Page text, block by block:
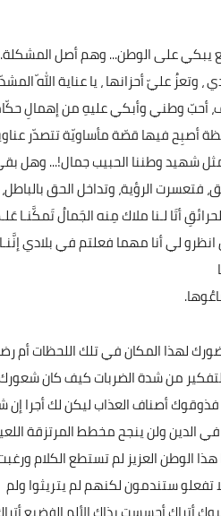
يبكي على الوطن... وهم أصل المشكلة.
وتعزُ عليّ أحزانها ، يا عناية اللّه
أحبّ وطني وأبكي عليهِ من إهمالِ
أصبِح فيها قصّة مأساويّة تتصدّر
مثل شهيد وطننا الحبيب جمال!... وهل
الرؤية، وتداخل الحق بالباطل،
أتَا لـنا ملاك مِنه الجَمالُ تَمكَّنـا
لي أنا مهما فعلتم في بلادي إنَّنـا
لهذا المكان في تلك اللحظات أم
من شدة الضربات كيف كان
أصناف العذاب ليكن لك أجرا إن
الدين ولن ينجح مخطط المرتزقة
الوطن العزيز لم تستطع الكلام
تفعلو ستندمون لكنهم لم يتريثوا ولم
21 أبريل 2024